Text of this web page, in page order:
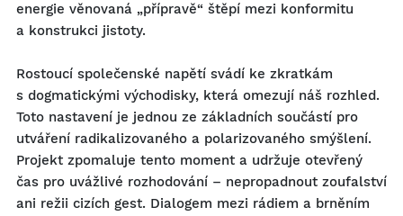
energie věnovaná „přípravě“ štěpí mezi konformitu
a konstrukci jistoty.
Rostoucí společenské napětí svádí ke zkratkám
s dogmatickými východisky, která omezují náš rozhled.
Toto nastavení je jednou ze základních součástí pro
utváření radikalizovaného a polarizovaného smýšlení.
Projekt zpomaluje tento moment a udržuje otevřený
čas pro uvážlivé rozhodování – nepropadnout zoufalství
ani režii cizích gest. Dialogem mezi rádiem a brněním